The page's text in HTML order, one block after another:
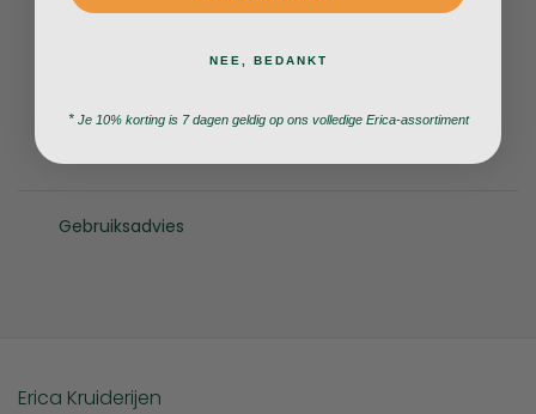
Gebruiksadvies
Erica Kruiderijen
NEE, BEDANKT
* Je 10% korting is 7 dagen geldig op ons volledige Erica-assortiment